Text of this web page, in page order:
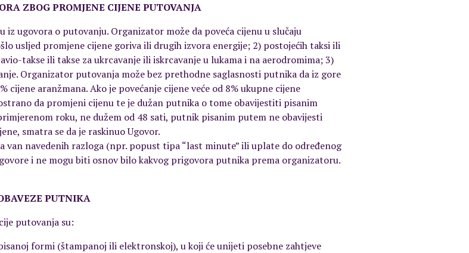
ZBOG PROMJENE CIJENE PUTOVANJA
iz ugovora o putovanju. Organizator može da poveća cijenu u slučaju
usljed promjene cijene goriva ili drugih izvora energije; 2) postojećih taksi ili
takse ili takse za ukrcavanje ili iskrcavanje u lukama i na aerodromima; 3)
Organizator putovanja može bez prethodne saglasnosti putnika da iz gore
cijene aranžmana. Ako je povećanje cijene veće od 8% ukupne cijene
da promjeni cijenu te je dužan putnika o tome obavijestiti pisanim
roku, ne dužem od 48 sati, putnik pisanim putem ne obavijesti
smatra se da je raskinuo Ugovor.
van navedenih razloga (npr. popust tipa “last minute” ili uplate do određenog
i ne mogu biti osnov bilo kakvog prigovora putnika prema organizatoru.
PUTNIKA
putovanja su:
formi (štampanoj ili elektronskoj), u koji će unijeti posebne zahtjeve